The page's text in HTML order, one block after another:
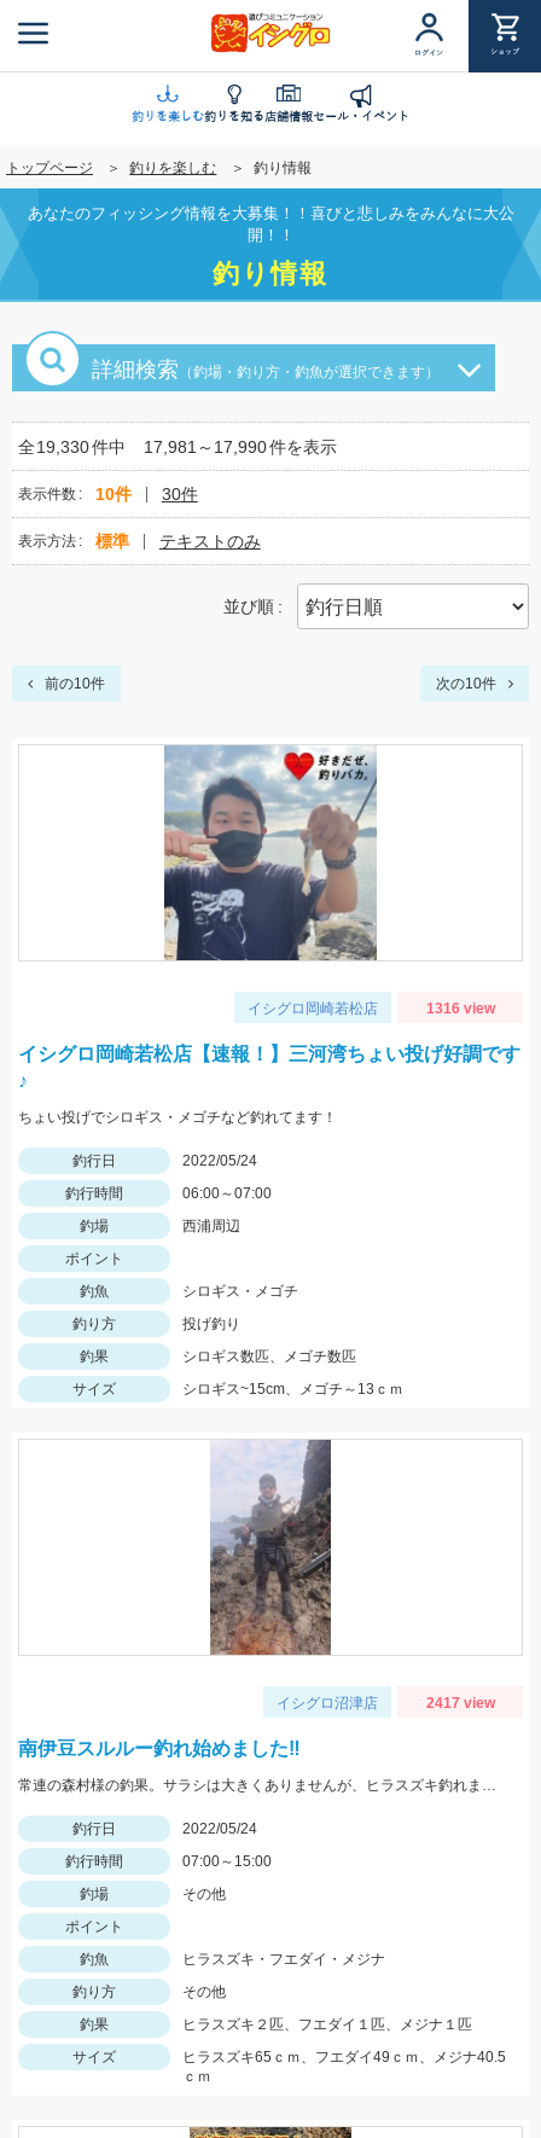
ン
に
移
動
ログイン ショップ
釣りを楽しむ釣りを知る店舗情報セール・イベント
トップページ 釣りを楽しむ 釣り情報
あなたのフィッシング情報を大募集！！喜びと悲しみをみんなに大公
開！！
釣り情報
詳細検索 （釣場・釣り方・釣魚が選択できます）
全19,330件中 17,981～17,990件を表示
表示件数 10件 30件
表示方法 標準 テキストのみ
並び順
前の10件 次の10件
イシグロ岡崎若松店 1316 view
イシグロ岡崎若松店【速報！】三河湾ちょい投げ好調です
♪
ちょい投げでシロギス・メゴチなど釣れてます！
釣行日
2022/05/24
釣行時間
06:00～07:00
釣場
西浦周辺
ポイント
釣魚
シロギス・メゴチ
釣り方
投げ釣り
釣果
シロギス数匹、メゴチ数匹
サイズ
シロギス~15cm、メゴチ～13ｃｍ
イシグロ沼津店 2417 view
南伊豆スルルー釣れ始めました‼
常連の森村様の釣果。サラシは大きくありませんが、ヒラスズキ釣れました！
釣行日
2022/05/24
釣行時間
07:00～15:00
釣場
その他
ポイント
釣魚
ヒラスズキ・フエダイ・メジナ
釣り方
その他
釣果
ヒラスズキ２匹、フエダイ１匹、メジナ１匹
サイズ
ヒラスズキ65ｃｍ、フエダイ49ｃｍ、メジナ40.5
ｃｍ